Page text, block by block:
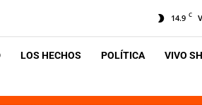
14.9 C
LOS HECHOS POLÍTICA VIVO